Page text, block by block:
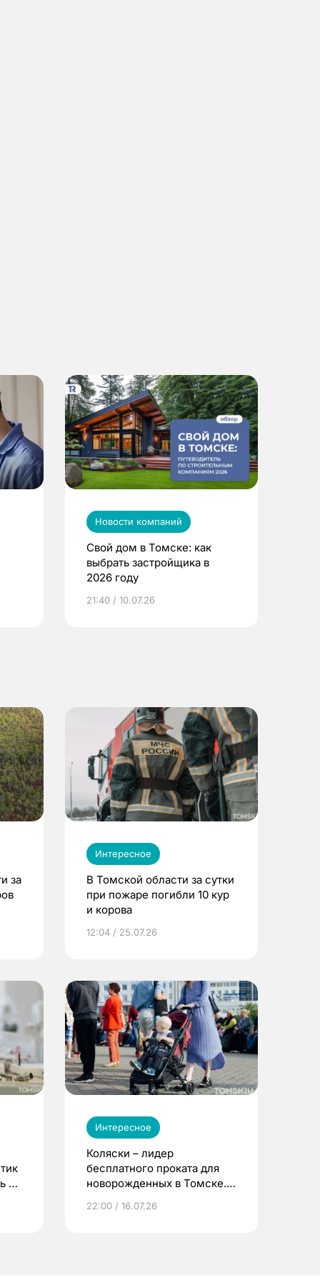
Новости компаний
Свой дом в Томске: как
выбрать застройщика в
2026 году
21:40 / 10.07.26
за
Интересное
В Томской области за сутки
при пожаре погибли 10 кур
и корова
12:04 / 25.07.26
до
Интересное
Коляски – лидер
бесплатного проката для
новорожденных в Томске.
22:00 / 16.07.26